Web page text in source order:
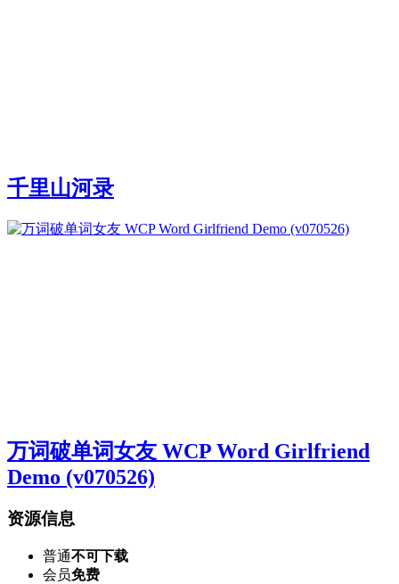
千里山河录
万词破单词女友 WCP Word Girlfriend
Demo (v070526)
资源信息
普通不可下载
会员免费